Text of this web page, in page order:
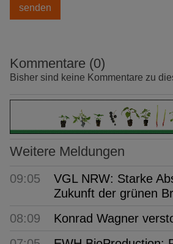
Kommentare (0)
Bisher sind keine Kommentare zu
Weitere Meldungen
09:05
VGL NRW: Starke
Zukunft der grünen
08:09
Konrad Wagner